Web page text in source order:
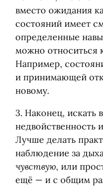
вместо ожидания
состояний имеет
определенные
можно относиться
Например,
и принимающей
новому.
3. Наконец, искать
недвойственность
Лучше делать
наблюдение за
чувствую, или
ещё — и с общим